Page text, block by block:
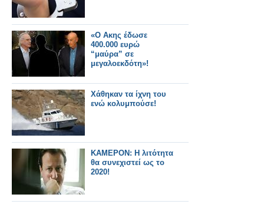
«Ο Ακης έδωσε
400.000 ευρώ
“μαύρα” σε
μεγαλοεκδότη»!
Χάθηκαν τα ίχνη του
ενώ κολυμπούσε!
KAMEPON: Η λιτότητα
θα συνεχιστεί ως το
2020!